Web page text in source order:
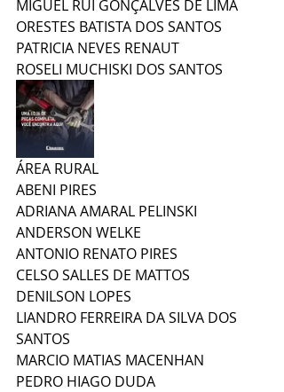
MIGUEL RUI GONÇALVES DE LIMA
ORESTES BATISTA DOS SANTOS
PATRICIA NEVES RENAUT
ROSELI MUCHISKI DOS SANTOS
ÁREA RURAL
ABENI PIRES
ADRIANA AMARAL PELINSKI
ANDERSON WELKE
ANTONIO RENATO PIRES
CELSO SALLES DE MATTOS
DENILSON LOPES
LIANDRO FERREIRA DA SILVA DOS
SANTOS
MARCIO MATIAS MACENHAN
PEDRO HIAGO DUDA